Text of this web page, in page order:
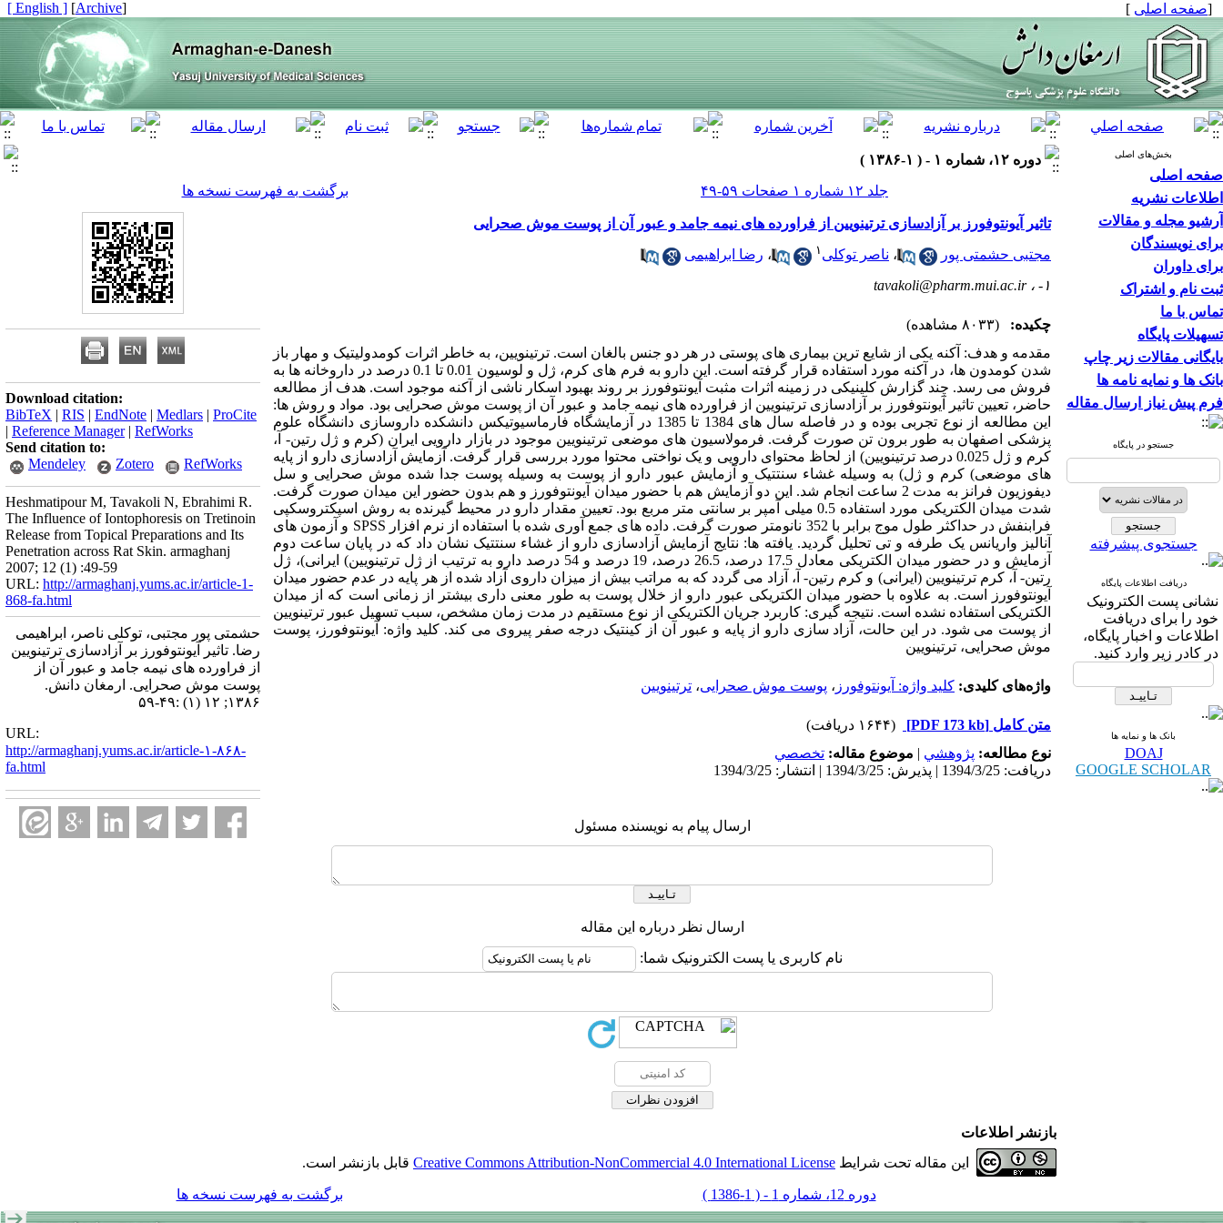
[صفحه اصلی ]
[
Archive
]
[ English ]
بخش‌های اصلی
صفحه اصلی
اطلاعات نشریه
آرشیو مجله و مقالات
برای نویسندگان
برای داوران
ثبت نام و اشتراک
تماس با ما
تسهیلات پایگاه
بایگانی مقالات زیر چاپ
بانک ها و نمایه نامه ها
فرم پیش نیاز ارسال مقاله
جستجو در پایگاه
جستجوی پیشرفته
دریافت اطلاعات پایگاه
نشانی پست الکترونیک
خود را برای دریافت
اطلاعات و اخبار پایگاه،
در کادر زیر وارد کنید.
بانک ها و نمایه ها
DOAJ
GOOGLE SCHOLAR
دوره ۱۲، شماره ۱ - ( ۱-۱۳۸۶ )
جلد ۱۲ شماره ۱ صفحات ۵۹-۴۹
برگشت به فهرست نسخه ها
تاثیر آیونتوفورز بر آزادسازی ترتینویین از فراورده های نیمه جامد و عبور آن از پوست موش صحرایی
مجتبی حشمتی پور ، ناصر توکلی ۱ ، رضا ابراهیمی
۱- ،
tavakoli@pharm.mui.ac.ir
چکیده:
(۸۰۳۳ مشاهده)
مقدمه و هدف: آکنه یکی از شایع ترین بیماری های پوستی در هر دو جنس بالغان است. ترتینویین، به خاطر اثرات کومدولیتیک و مهار باز
شدن کومدون ها، در آکنه مورد استفاده قرار گرفته است. این دارو به فرم های کرم، ژل و لوسیون 0.01 تا 0.1 درصد در داروخانه ها به
فروش می رسد. چند گزارش کلینیکی در زمینه اثرات مثبت آیونتوفورز بر روند بهبود اسکار ناشی از آکنه موجود است. هدف از مطالعه
حاضر، تعیین تاثیر آیونتوفورز بر آزادسازی ترتینویین از فراورده های نیمه جامد و عبور آن از پوست موش صحرایی بود. مواد و روش ها:
این مطالعه از نوع تجربی بوده و در فاصله سال های 1384 تا 1385 در آزمایشگاه فارماسیوتیکس دانشکده داروسازی دانشگاه علوم
پزشکی اصفهان به طور برون تن صورت گرفت. فرمولاسیون های موضعی ترتینویین موجود در بازار دارویی ایران (کرم و ژل رتین- آ،
کرم و ژل 0.025 درصد ترتینویین) از لحاظ محتوای دارویی و یک نواختی محتوا مورد بررسی قرار گرفت. آزمایش آزادسازی دارو از پایه
های موضعی) کرم و ژل) به وسیله غشاء سنتتیک و آزمایش عبور دارو از پوست به وسیله پوست جدا شده موش صحرایی و سل
دیفوزیون فرانز به مدت 2 ساعت انجام شد. این دو آزمایش هم با حضور میدان آیونتوفورز و هم بدون حضور این میدان صورت گرفت.
شدت میدان الکتریکی مورد استفاده 0.5 میلی آمپر بر سانتی متر مربع بود. تعیین مقدار دارو در محیط گیرنده به روش اسپکتروسکپی
فرابنفش در حداکثر طول موج برابر با 352 نانومتر صورت گرفت. داده های جمع آوری شده با استفاده از نرم افزار SPSS و آزمون های
آنالیز واریانس یک طرفه و تی تحلیل گردید. یافته ها: نتایج آزمایش آزادسازی دارو از غشاء سنتتیک نشان داد که در پایان ساعت دوم
آزمایش و در حضور میدان الکتریکی معادل 17.5 درصد، 26.5 درصد، 19 درصد و 54 درصد دارو به ترتیب از ژل ترتینویین) ایرانی)، ژل
رتین- آ، کرم ترتینویین (ایرانی) و کرم رتین- آ، آزاد می گردد که به مراتب بیش از میزان داروی آزاد شده از هر پایه در عدم حضور میدان
آیونتوفورز است. به علاوه با حضور میدان الکتریکی عبور دارو از خلال پوست به طور معنی داری بیشتر از زمانی است که از میدان
الکتریکی استفاده نشده است. نتیجه گیری: کاربرد جریان الکتریکی از نوع مستقیم در مدت زمان مشخص، سبب تسهیل عبور ترتینویین
از پوست می شود. در این حالت، آزاد سازی دارو از پایه و عبور آن از کینتیک درجه صفر پیروی می کند. کلید واژه: آیونتوفورز، پوست
موش صحرایی، ترتینویین
واژه‌های کلیدی: کلید واژه: آیونتوفورز ، پوست موش صحرایی، ترتینویین
متن کامل [PDF 173 kb]
(۱۶۴۴ دریافت)
نوع مطالعه: پژوهشي | موضوع مقاله: تخصصي
دریافت: 1394/3/25 | پذیرش: 1394/3/25 | انتشار: 1394/3/25
ارسال پیام به نویسنده مسئول
ارسال نظر درباره این مقاله
نام کاربری یا پست الکترونیک شما:
Download citation:
BibTeX | RIS | EndNote | Medlars | ProCite
| Reference Manager| RefWorks
Send citation to:
Mendeley
Zotero RefWorks
Heshmatipour M, Tavakoli N, Ebrahimi R.
The Influence of Iontophoresis on Tretinoin
Release from Topical Preparations and Its
Penetration across Rat Skin. armaghanj
2007; 12 (1) :49-59
URL: http://armaghanj.yums.ac.ir/article-1-
868-fa.html
حشمتی پور مجتبی، توکلی ناصر، ابراهیمی
رضا. تاثیر آیونتوفورز بر آزادسازی ترتینویین
از فراورده های نیمه جامد و عبور آن از
پوست موش صحرایی. ارمغان دانش.
۱۳۸۶; ۱۲ (۱) :۴۹-۵۹
URL:
http://armaghanj.yums.ac.ir/article-۱-۸۶۸-
fa.html
بازنشر اطلاعات
این مقاله تحت شرایط Creative Commons Attribution-NonCommercial 4.0 International License قابل بازنشر است.
دوره 12، شماره 1 - ( 1-1386 ) برگشت به فهرست نسخه ها